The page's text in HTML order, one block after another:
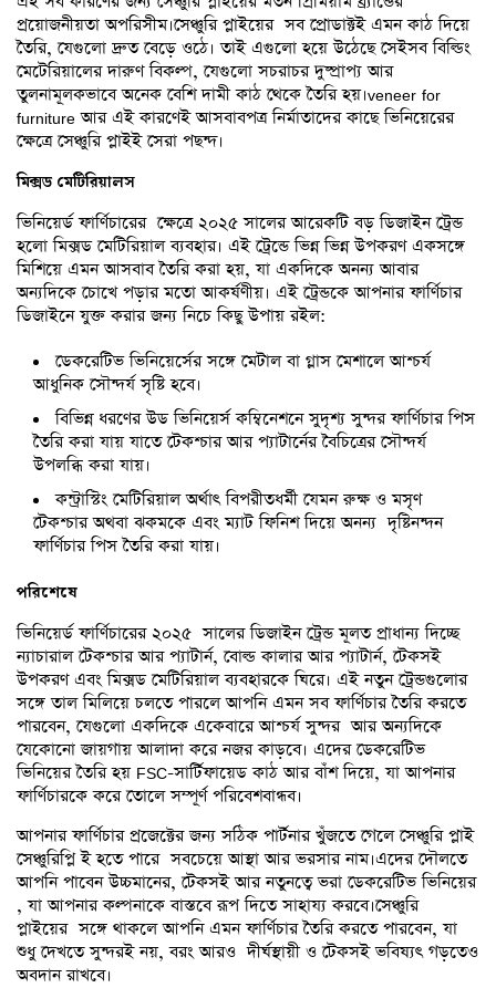
প্রয়োজনীয়তা অপরিসীম।সেঞ্চুরি প্লাইয়ের সব প্রোডাক্টই এমন কাঠ দিয়ে
তৈরি, যেগুলো দ্রুত বেড়ে ওঠে। তাই এগুলো হয়ে উঠেছে সেইসব বিল্ডিং
মেটেরিয়ালের দারুণ বিকল্প, যেগুলো সচরাচর দুষ্প্রাপ্য আর
তুলনামূলকভাবে অনেক বেশি দামী কাঠ থেকে তৈরি হয়।veneer for
furniture আর এই কারণেই আসবাবপত্র নির্মাতাদের কাছে ভিনিয়েরের
ক্ষেত্রে সেঞ্চুরি প্লাইই সেরা পছন্দ।
মিক্সড মেটিরিয়ালস
ভিনিয়ের্ড ফার্ণিচারের ক্ষেত্রে ২০২৫ সালের আরেকটি বড় ডিজাইন ট্রেন্ড
হলো মিক্সড মেটিরিয়াল ব্যবহার। এই ট্রেন্ডে ভিন্ন ভিন্ন উপকরণ একসঙ্গে
মিশিয়ে এমন আসবাব তৈরি করা হয়, যা একদিকে অনন্য আবার
অন্যদিকে চোখে পড়ার মতো আকর্ষণীয়। এই ট্রেন্ডকে আপনার ফার্ণিচার
ডিজাইনে যুক্ত করার জন্য নিচে কিছু উপায় রইল:
ডেকরেটিভ ভিনিয়ের্সের সঙ্গে মেটাল বা গ্লাস মেশালে আশ্চর্য
আধুনিক সৌন্দর্য সৃষ্টি হবে।
বিভিন্ন ধরণের উড ভিনিয়ের্স কম্বিনেশনে সুদৃশ্য সুন্দর ফার্ণিচার পিস
তৈরি করা যায় যাতে টেকশ্চার আর প্যাটার্নের বৈচিত্রের সৌন্দর্য
উপলব্ধি করা যায়।
কন্ট্রাস্টিং মেটিরিয়াল অর্থাৎ বিপরীতধর্মী যেমন রুক্ষ ও মসৃণ
টেকশ্চার অথবা ঝকমকে এবং ম্যাট ফিনিশ দিয়ে অনন্য দৃষ্টিনন্দন
ফার্ণিচার পিস তৈরি করা যায়।
পরিশেষে
ভিনিয়ের্ড ফার্ণিচারের ২০২৫ সালের ডিজাইন ট্রেন্ড মূলত প্রাধান্য দিচ্ছে
ন্যাচারাল টেকশ্চার আর প্যাটার্ন, বোল্ড কালার আর প্যাটার্ন, টেকসই
উপকরণ এবং মিক্সড মেটিরিয়াল ব্যবহারকে ঘিরে। এই নতুন ট্রেন্ডগুলোর
সঙ্গে তাল মিলিয়ে চলতে পারলে আপনি এমন সব ফার্ণিচার তৈরি করতে
পারবেন, যেগুলো একদিকে একেবারে আশ্চর্য সুন্দর আর অন্যদিকে
যেকোনো জায়গায় আলাদা করে নজর কাড়বে। এদের ডেকরেটিভ
ভিনিয়ের তৈরি হয় FSC-সার্টিফায়েড কাঠ আর বাঁশ দিয়ে, যা আপনার
ফার্ণিচারকে করে তোলে সম্পূর্ণ পরিবেশবান্ধব।
আপনার ফার্ণিচার প্রজেক্টের জন্য সঠিক পার্টনার খুঁজতে গেলে সেঞ্চুরি প্লাই
সেঞ্চুরিপ্লি ই হতে পারে সবচেয়ে আস্থা আর ভরসার নাম।এদের দৌলতে
আপনি পাবেন উচ্চমানের, টেকসই আর নতুনত্বে ভরা ডেকরেটিভ ভিনিয়ের
, যা আপনার কল্পনাকে বাস্তবে রূপ দিতে সাহায্য করবে।সেঞ্চুরি
প্লাইয়ের সঙ্গে থাকলে আপনি এমন ফার্ণিচার তৈরি করতে পারবেন, যা
শুধু দেখতে সুন্দরই নয়, বরং আরও দীর্ঘস্থায়ী ও টেকসই ভবিষ্যৎ গড়তেও
অবদান রাখবে।